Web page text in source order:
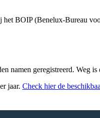
BOIP (Benelux-Bureau
namen geregistreerd. Weg is
jaar. Check hier de